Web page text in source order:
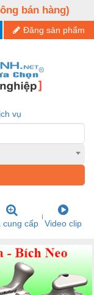
bán hàng)
Đăng sản phẩm
vụ
cung cấp Video clip